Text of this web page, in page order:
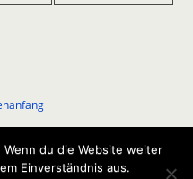
Desktop
du die Website weiter
Einverständnis aus.